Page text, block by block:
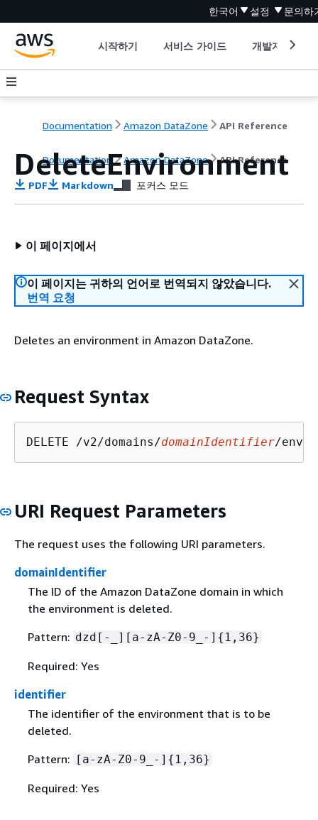
한국어 설정 문의하
시작하기 서비스 가이드 개발자 도구
Documentation Amazon DataZone API Reference
Documentation Amazon DataZone API Reference
DeleteEnvironment
PDF Markdown 포커스 모드
이 페이지에서
이 페이지는 귀하의 언어로 번역되지 않았습니다.
번역 요청
Deletes an environment in Amazon DataZone.
Request Syntax
DELETE /v2/domains/domainIdentifier/
URI Request Parameters
The request uses the following URI parameters.
domainIdentifier
The ID of the Amazon DataZone domain in which
the environment is deleted.
Pattern: dzd[-_][a-zA-Z0-9_-] { 1,36}
Required: Yes
identifier
The identifier of the environment that is to be
deleted.
Pattern:
[a-zA-Z0-9_-] { 1,36}
Required: Yes